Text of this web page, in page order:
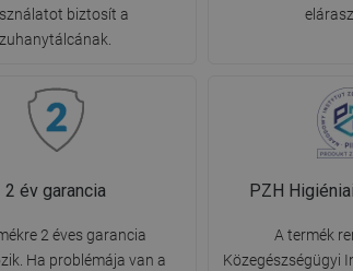
biztosít a
zuhanytálcának.
2 év garancia
2 éves garancia
Ha problémája van a
PZH
A termék
Közegészségügyi